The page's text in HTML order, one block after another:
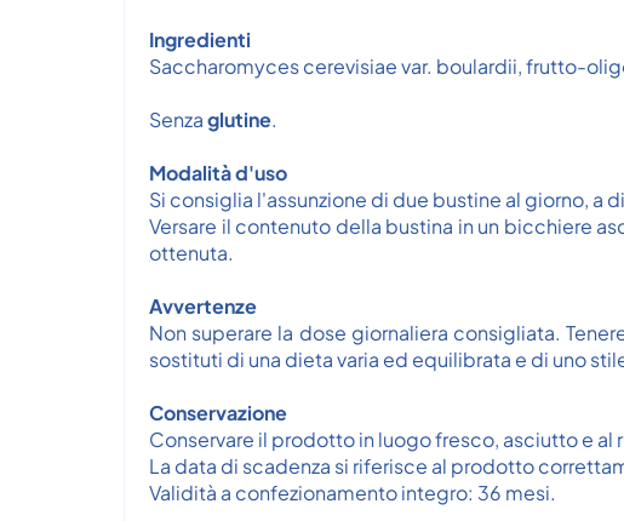
Ingredienti
Saccharomyces cerevisiae var. boulardii, frutto-
Senzaglutine.
Modalità d'uso
Si consiglia l'assunzione di due bustine al giorno, a
Versare il contenuto della bustina in un bicchiere
ottenuta.
Avvertenze
Non superare la dose giornaliera consigliata.
sostituti di una dieta varia ed equilibrata e di uno
Conservazione
Conservare il prodotto in luogo fresco, asciutto e al
La data di scadenza si riferisce al prodotto
Validità a confezionamento integro: 36 mesi.